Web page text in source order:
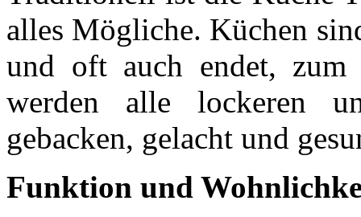
alles Mögliche. Küchen
und oft auch endet,
werden alle lockeren
gebacken, gelacht und
Funktion und